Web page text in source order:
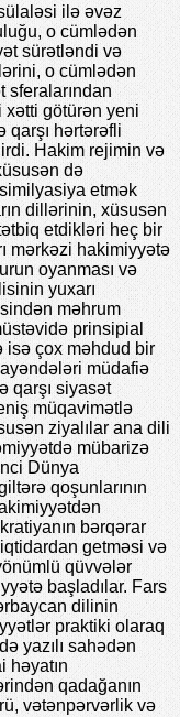
ilə əvəz
o cümlədən
sürətləndi və
o cümlədən
xətti götürən yeni
qarşı hərtərəfli
Hakim rejimin və
də
etmək
dillərinin, xüsusən
etdikləri heç bir
mərkəzi hakimiyyətə
oyanması və
yuxarı
məhrum
prinsipial
isə çox məhdud bir
müdafiə
qarşı siyasət
müqavimətlə
ziyalılar ana dili
mübarizə
Dünya
qoşunlarının
bərqərar
getməsi və
qüvvələr
başladılar. Fars
dilinin
praktiki olaraq
yazılı sahədən
həyatın
qadağanın
vətənpərvərlik və